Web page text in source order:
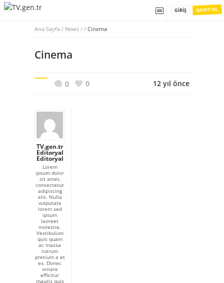
KAYIT OL
GIRIŞ
Ana Sayfa / News / / Cinema
Cinema
0 0 12 yıl önce
TV.gen.tr
Editoryal
Editoryal
Lorem
ipsum dolor
sit amet,
consectetur
adipiscing
elit. Nulla
vulputate
lorem sed
ipsum
laoreet
molestie.
Vestibulum
quis quam
ac massa
rutrum
pretium a et
ex. Donec
ornare
efficitur
mauris quis